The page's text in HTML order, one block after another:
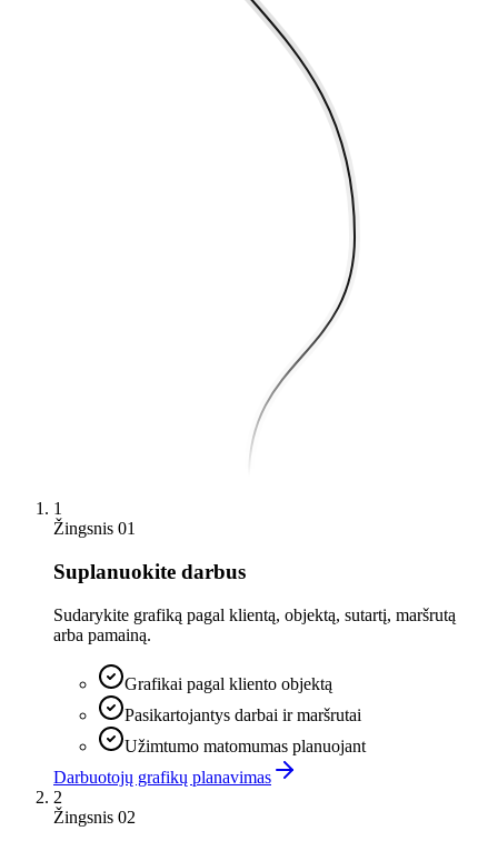
1
Žingsnis 01
Suplanuokite darbus
Sudarykite grafiką pagal klientą, objektą, sutartį, maršrutą
arba pamainą.
Grafikai pagal kliento objektą
Pasikartojantys darbai ir maršrutai
Užimtumo matomumas planuojant
Darbuotojų grafikų planavimas
2
Žingsnis 02